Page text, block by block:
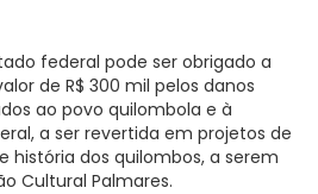
federal pode ser obrigado a
de R$ 300 mil pelos danos
ao povo quilombola e à
a ser revertida em projetos de
história dos quilombos, a serem
Cultural Palmares.